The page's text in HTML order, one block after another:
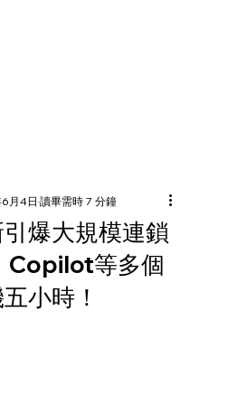
爆大規模連鎖
Copilot等多個
小時！
月4日 讀畢需時 7 分鐘
5 顆星）。